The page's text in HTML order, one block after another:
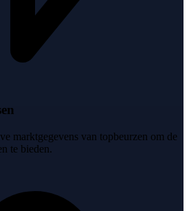
marktgegevens van topbeurzen om de
te bieden.